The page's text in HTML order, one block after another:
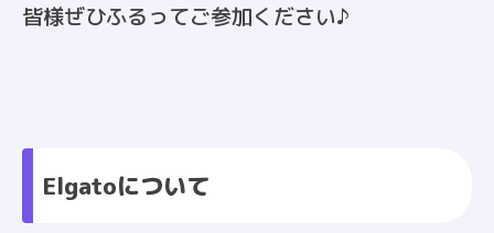
皆様ぜひふるってご参加ください♪
Elgatoについて